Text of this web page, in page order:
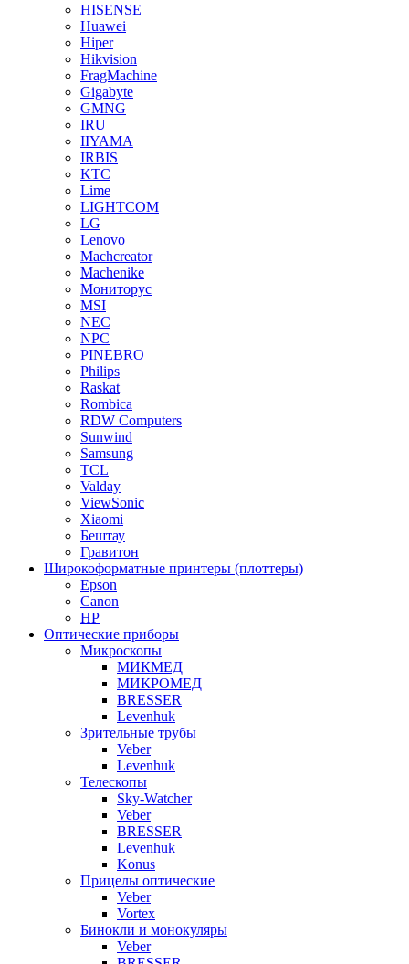
HISENSE
Huawei
Hiper
Hikvision
FragMachine
Gigabyte
GMNG
IRU
IIYAMA
IRBIS
KTC
Lime
LIGHTCOM
LG
Lenovo
Machcreator
Machenike
Мониторус
MSI
NEC
NPC
PINEBRO
Philips
Raskat
Rombica
RDW Computers
Sunwind
Samsung
TCL
Valday
ViewSonic
Xiaomi
Бештау
Гравитон
Широкоформатные принтеры (плоттеры)
Epson
Canon
HP
Оптические приборы
Микроскопы
МИКМЕД
МИКРОМЕД
BRESSER
Levenhuk
Зрительные трубы
Veber
Levenhuk
Телескопы
Sky-Watcher
Veber
BRESSER
Levenhuk
Konus
Прицелы оптические
Veber
Vortex
Бинокли и монокуляры
Veber